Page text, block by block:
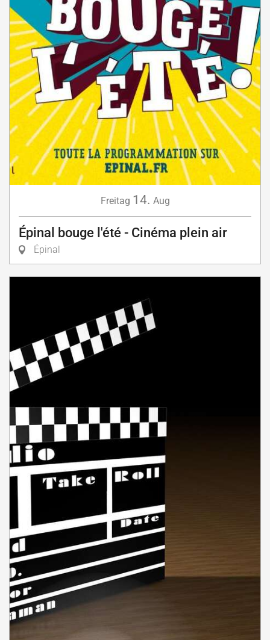
Freitag 14. Aug
Épinal bouge l'été - Cinéma plein air
Épinal